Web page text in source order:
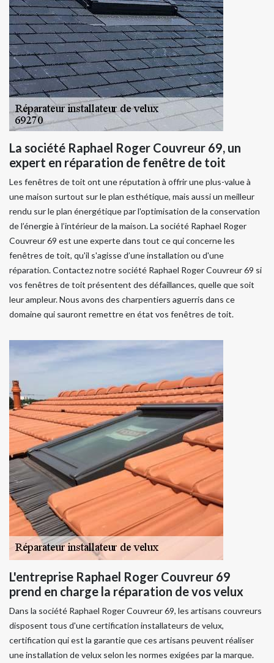
La société Raphael Roger Couvreur 69, un
expert en réparation de fenêtre de toit
Les fenêtres de toit ont une réputation à offrir une plus-value à
une maison surtout sur le plan esthétique, mais aussi un meilleur
rendu sur le plan énergétique par l'optimisation de la conservation
de l’énergie à l’intérieur de la maison. La société Raphael Roger
Couvreur 69 est une experte dans tout ce qui concerne les
fenêtres de toit, qu'il s'agisse d’une installation ou d'une
réparation. Contactez notre société Raphael Roger Couvreur 69 si
vos fenêtres de toit présentent des défaillances, quelle que soit
leur ampleur. Nous avons des charpentiers aguerris dans ce
domaine qui sauront remettre en état vos fenêtres de toit.
L'entreprise Raphael Roger Couvreur 69
prend en charge la réparation de vos velux
Dans la société Raphael Roger Couvreur 69, les artisans couvreurs
disposent tous d'une certification installateurs de velux,
certification qui est la garantie que ces artisans peuvent réaliser
une installation de velux selon les normes exigées par la marque.